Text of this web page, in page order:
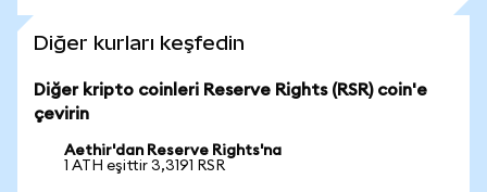
Diğer kurları keşfedin
Diğer kripto coinleri Reserve Rights (RSR) coin'e
çevirin
Aethir'dan Reserve Rights'na
1 ATH eşittir 3,3191 RSR